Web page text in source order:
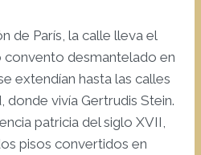
de París, la calle lleva el
convento desmantelado en
extendían hasta las calles
donde vivía Gertrudis Stein.
patricia del siglo XVII,
pisos convertidos en